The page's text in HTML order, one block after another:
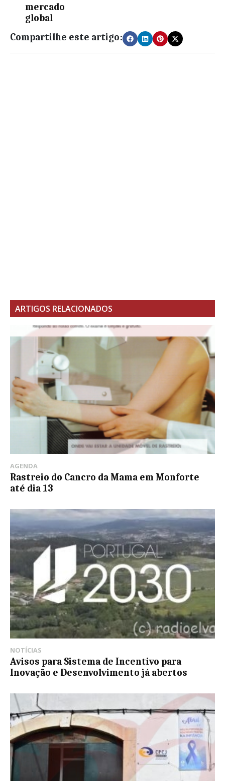
mercado
global
Compartilhe este artigo:
ARTIGOS RELACIONADOS
AGENDA
Rastreio do Cancro da Mama em Monforte
até dia 13
NOTÍCIAS
Avisos para Sistema de Incentivo para
Inovação e Desenvolvimento já abertos